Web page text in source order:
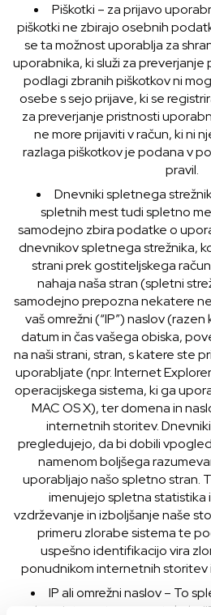
Piškotki – za prijavo
piškotki ne zbirajo osebnih
se ta možnost uporablja za
uporabnika, ki služi za
podlagi zbranih piškotkov ni
osebe s sejo prijave, ki se
za preverjanje pristnosti
ne more prijaviti v račun, ki ni
razlaga piškotkov je podana v
pravil.
Dnevniki spletnega
spletnih mest tudi spletno
samodejno zbira podatke o
dnevnikov spletnega strežnika,
strani prek gostiteljskega
nahaja naša stran (spletni
samodejno prepozna nekatere
vaš omrežni (“IP”) naslov
datum in čas vašega obiska,
na naši strani, stran, s katere ste
uporabljate (npr. Internet
operacijskega sistema, ki ga
MAC OS X), ter domena in
internetnih storitev.
pregledujejo, da bi dobili
namenom boljšega
uporabljajo našo spletno stran.
imenujejo spletna statistika
vzdrževanje in izboljšanje naše
primeru zlorabe sistema te
uspešno identifikacijo vira
ponudnikom internetnih storitev
IP ali omrežni naslov – To
naslove internetnega protokola